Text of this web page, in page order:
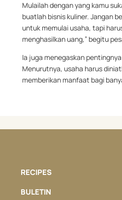
Mulailah dengan yang kamu
buatlah bisnis kuliner. Jangan
untuk memulai usaha, tapi
menghasilkan uang,” begitu
Ia juga menegaskan
Menurutnya, usaha harus
memberikan manfaat bagi
RECIPES
BULETIN